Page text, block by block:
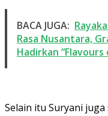
BACA JUGA:
Rasa Nusantara,
Hadirkan
Selain itu Suryani